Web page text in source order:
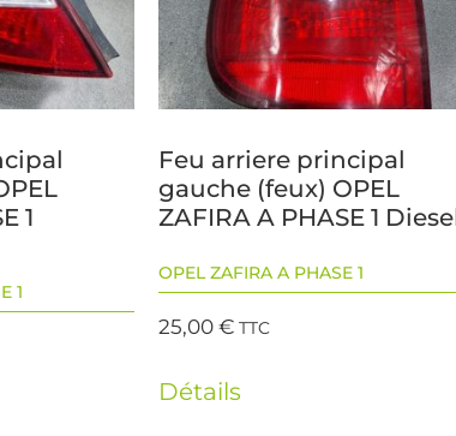
1
1
Feu arriere principal
gauche (feux) OPEL
ZAFIRA A PHASE 1
OPEL ZAFIRA A PHASE 1
25,00€ TTC
Détails